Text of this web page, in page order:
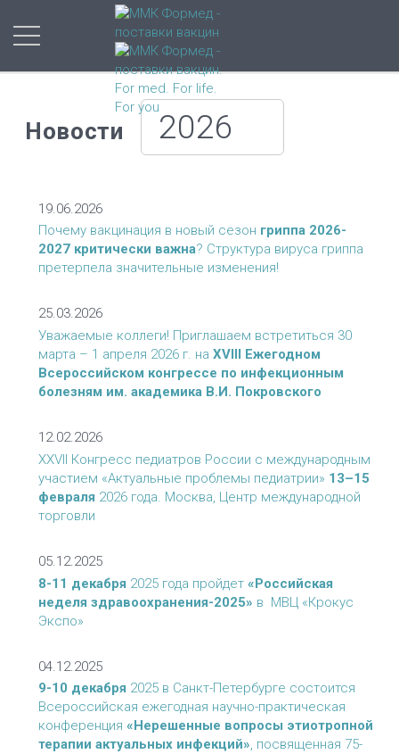
Новости 2026
19.06.2026
Почему вакцинация в новый сезон гриппа 2026-
2027 критически важна? Структура вируса гриппа
претерпела значительные изменения!
25.03.2026
Уважаемые коллеги! Приглашаем встретиться 30
марта – 1 апреля 2026 г. на XVIII Ежегодном
Всероссийском конгрессе по инфекционным
болезням им. академика В.И. Покровского
12.02.2026
XXVII Конгресс педиатров России с международным
участием «Актуальные проблемы педиатрии» 13–15
февраля 2026 года. Москва, Центр международной
торговли
05.12.2025
8-11 декабря 2025 года пройдет «Российская
неделя здравоохранения-2025» в МВЦ «Крокус
Экспо»
04.12.2025
9-10 декабря 2025 в Санкт-Петербурге состоится
Всероссийская ежегодная научно-практическая
конференция «Нерешенные вопросы этиотропной
терапии актуальных инфекций», посвященная 75-